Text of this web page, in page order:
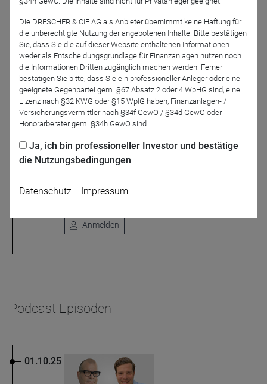
Webinare
14.08.26
11:00
DRESCHER & CIE AG
KI kann viel mehr als Internet-Suchergebnisse
zusammenfassen. KI-Agenten erledigen auch
Expertenwissen. Aber kostenlos ist das nicht. Die
Anmelden
Podcast Episoden
01.10.25
Die DRESCHER & CIE AG als Anbieter übernimmt keine Haftung für
die unberechtigte Nutzung der angebotenen Inhalte. Bitte bestätigen
Sie, dass Sie die auf dieser Website enthaltenen Informationen
weder als Entscheidungsgrundlage für Finanzanlagen nutzen noch
die Informationen Dritten zugänglich machen werden. Ferner
bestätigen Sie bitte, dass Sie ein professioneller Anleger oder eine
geeignete Gegenpartei gem. §67 Absatz 2 oder 4 WpHG sind, eine
Lizenz nach §32 KWG oder §15 WpIG haben, Finanzanlagen- /
Versicherungsvermittler nach §34f GewO / §34d GewO oder
Honorarberater gem. §34h GewO sind.
Ja, ich bin professioneller Investor und bestätige
die Nutzungsbedingungen
Datenschutz Impressum
Name
CPref
Anbieter D&C